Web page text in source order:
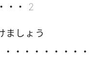
・・ 2
ましょう
・・・・・・・・